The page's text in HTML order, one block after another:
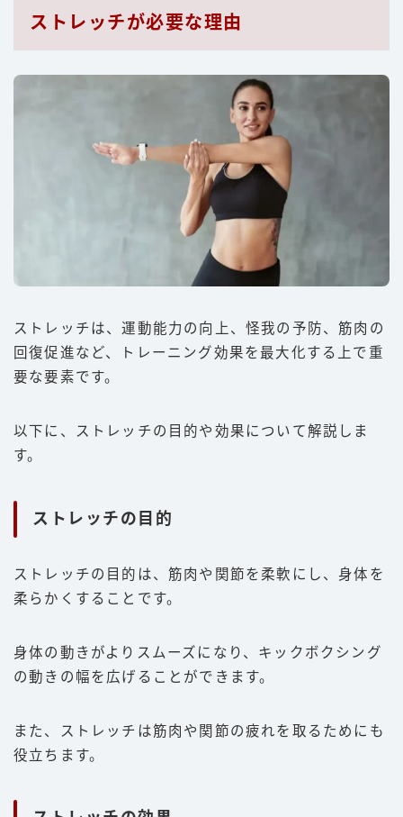
ストレッチが必要な理由
ストレッチは、運動能力の向上、怪我の予防、筋肉の
回復促進など、トレーニング効果を最大化する上で重
要な要素です。
以下に、ストレッチの目的や効果について解説しま
す。
ストレッチの目的
ストレッチの目的は、筋肉や関節を柔軟にし、身体を
柔らかくすることです。
身体の動きがよりスムーズになり、キックボクシング
の動きの幅を広げることができます。
また、ストレッチは筋肉や関節の疲れを取るためにも
役立ちます。